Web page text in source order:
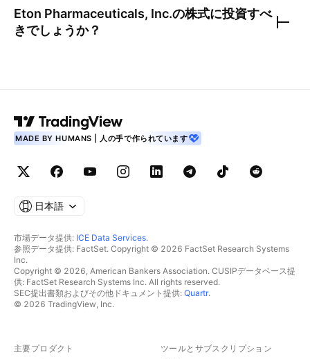
Eton Pharmaceuticals, Inc.の株式に投資すべ
きでしょうか？
MADE BY HUMANS | 人の手で作られています
日本語
市場データ提供: ICE Data Services.
参照データ提供: FactSet. Copyright © 2026 FactSet Research Systems
Inc.
Copyright © 2026, American Bankers Association. CUSIPデータベース提
供: FactSet Research Systems Inc. All rights reserved.
SEC提出書類およびその他ドキュメント提供: Quartr.
© 2026 TradingView, Inc.
主要プロダクト ツールとサブスクリプション